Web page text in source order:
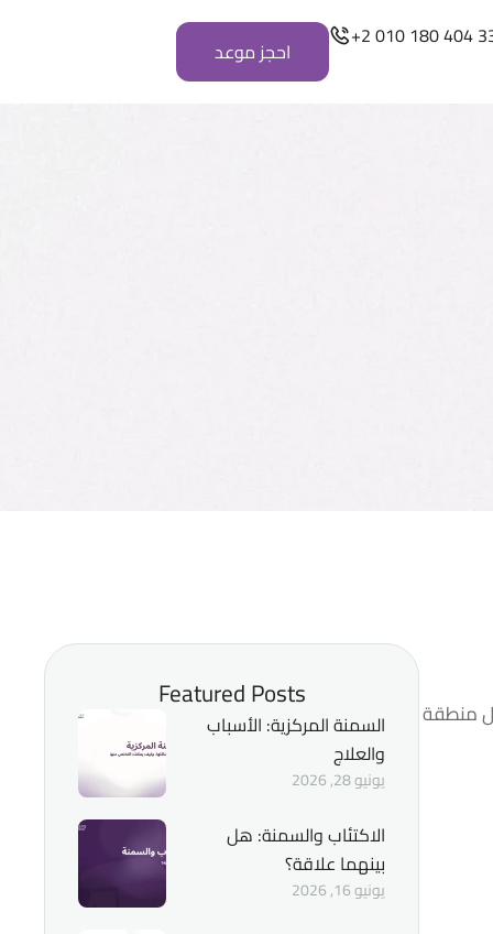
+2 010 180 404 احجز موعد
منطقة
Featured Posts
السمنة المركزية: الأسباب
والعلاج
يونيو 28, 2026
الاكتئاب والسمنة: هل
بينهما علاقة؟
يونيو 16, 2026